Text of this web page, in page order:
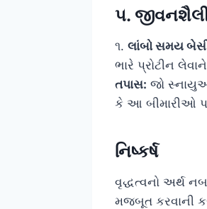
૫.
૧. લાંબો સમય
ભારે પ્રોટીન
તપાસ: જો સ્નાયુઓ
કે આ બીમારીઓ
નિષ્કર્ષ
વૃદ્ધત્વનો અર્થ
મજબૂત કરવાની